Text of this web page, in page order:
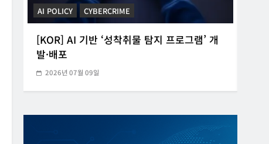
POLICE INVESTIGATION ANNOUNCEMENT
[KOR] 3대 참사 허위정보 퍼뜨린 피의자 구
속
2026년 05월 31일